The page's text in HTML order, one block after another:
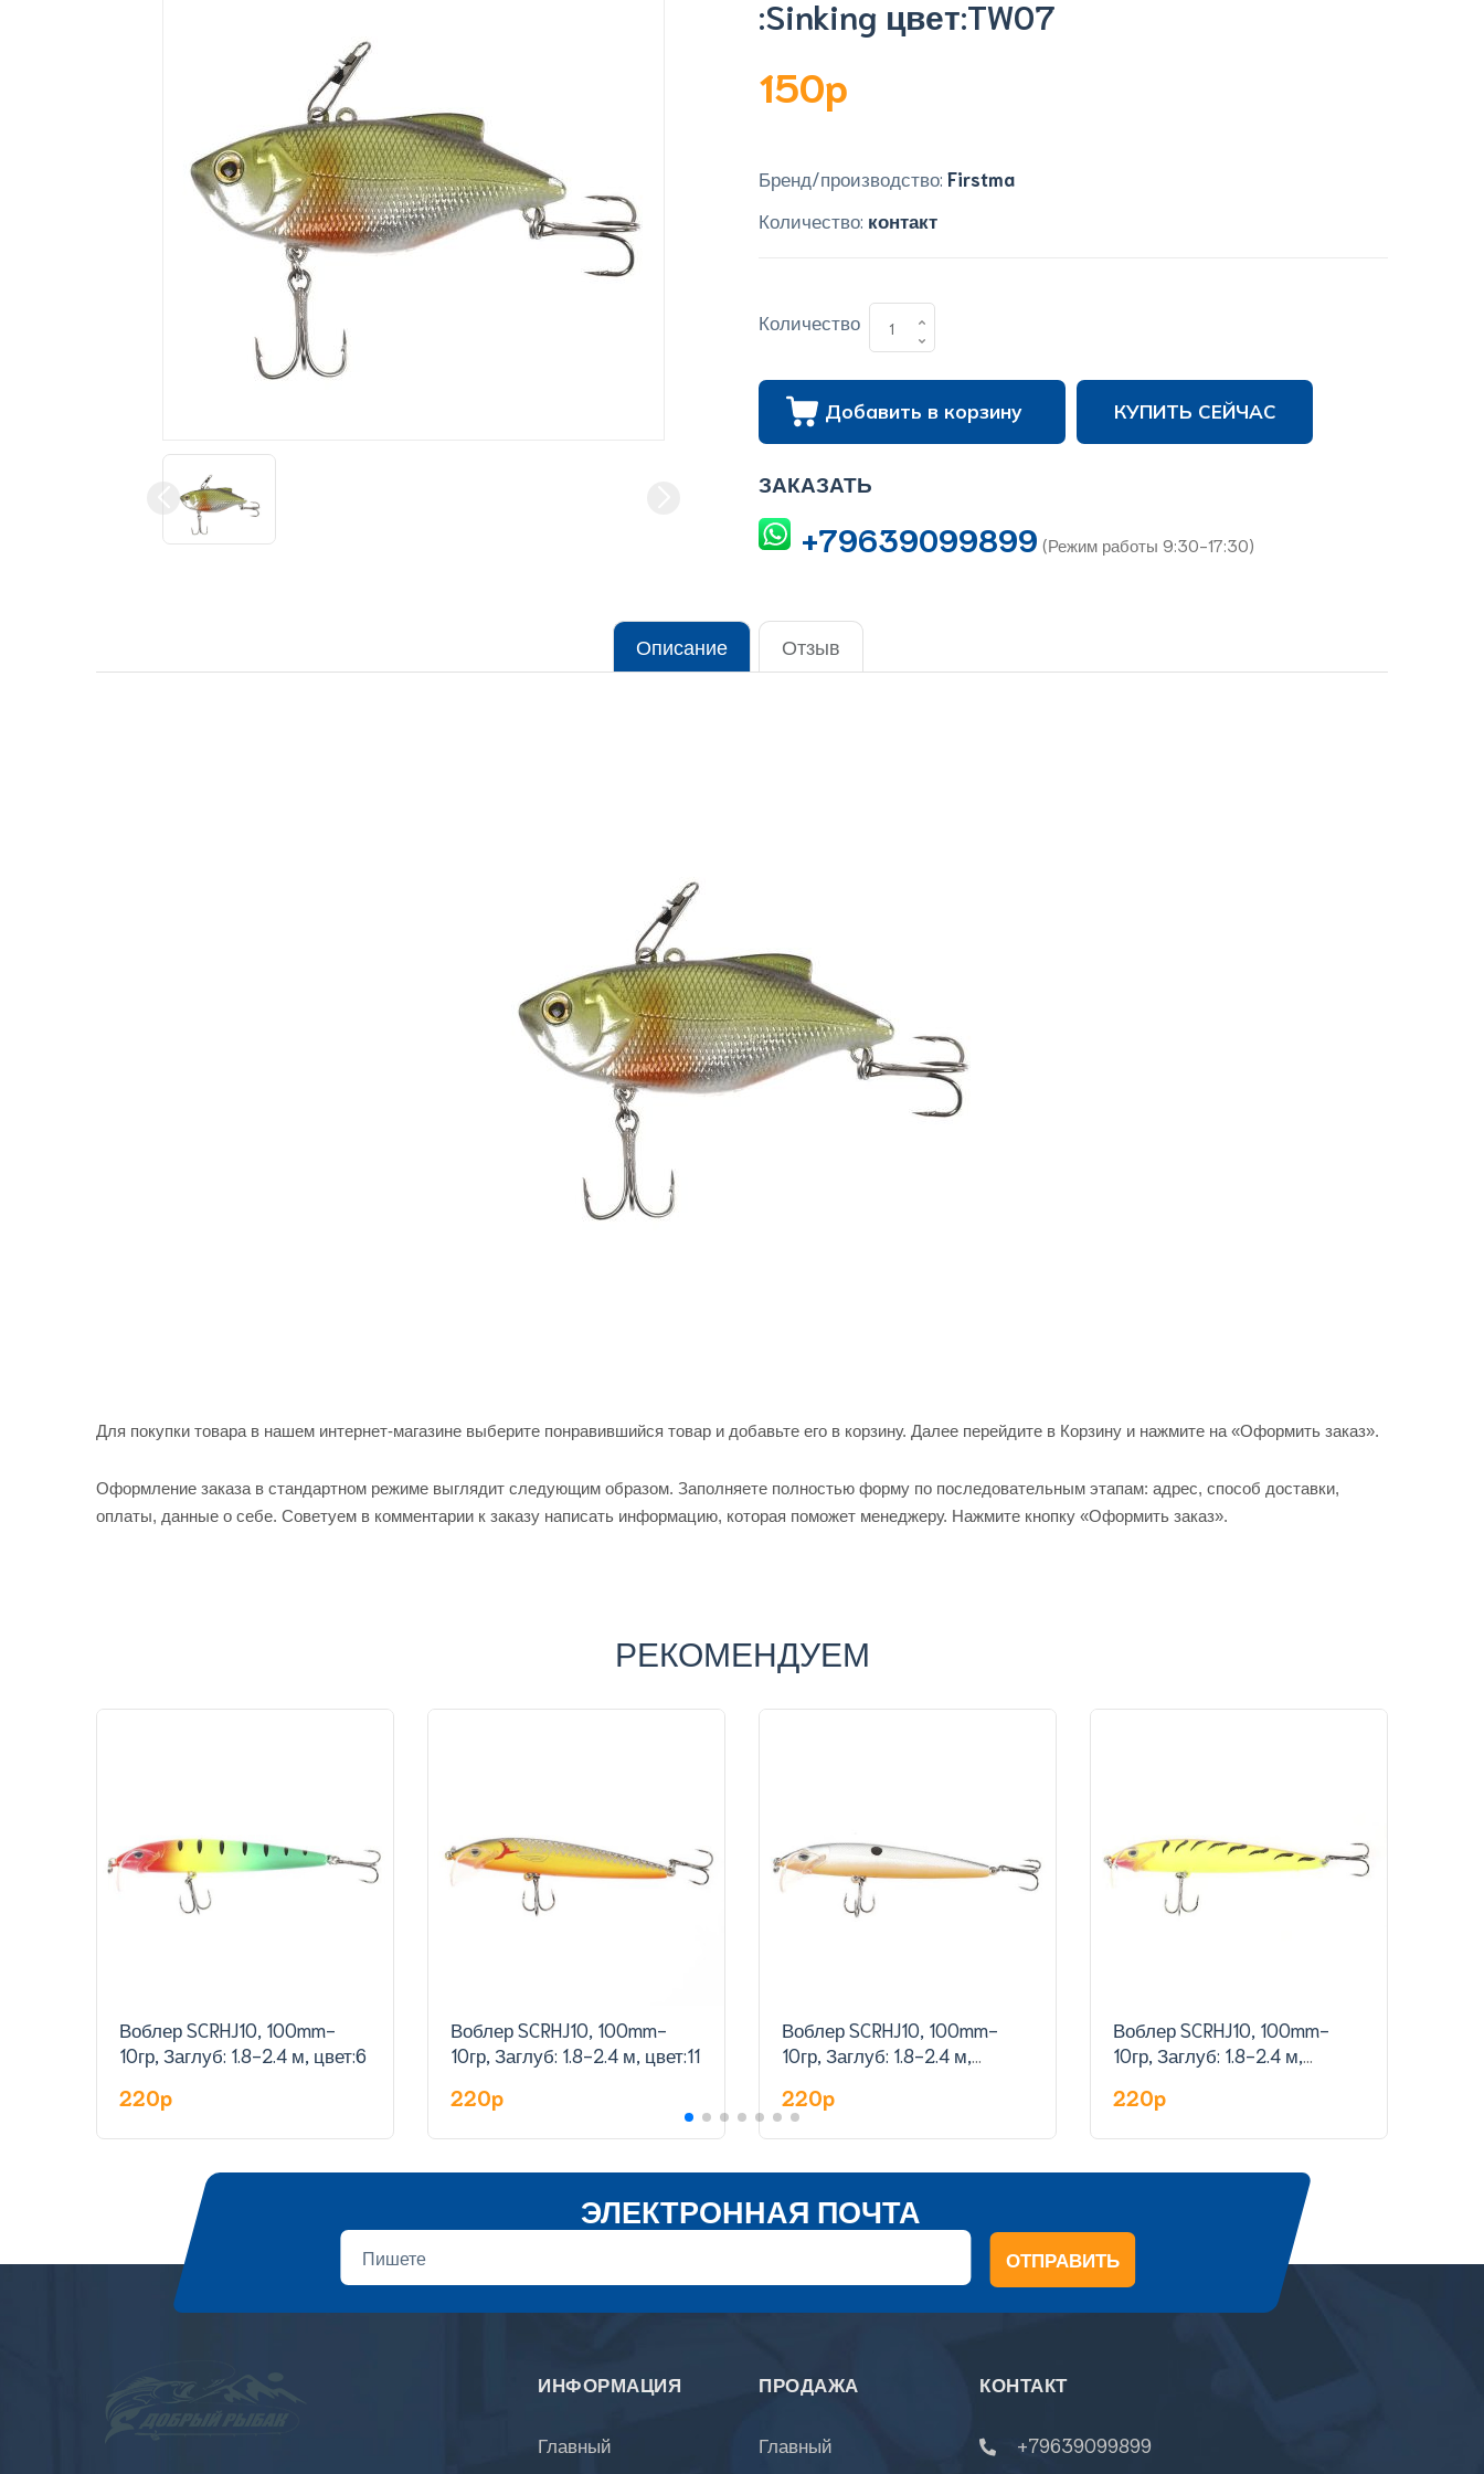
:Sinking цвет:TW07
150p
Бренд/производство: Firstma
Количество: контакт
Количество
Добавить в корзину КУПИТЬ СЕЙЧАС
ЗАКАЗАТЬ
+79639099899 (Режим работы 9:30-17:30)
Описание Отзыв
Для покупки товара в нашем интернет-магазине выберите понравившийся товар и добавьте его в корзину. Далее перейдите в Корзину и нажмите на «Оформить заказ».
Оформление заказа в стандартном режиме выглядит следующим образом. Заполняете полностью форму по последовательным этапам: адрес, способ доставки,
оплаты, данные о себе. Советуем в комментарии к заказу написать информацию, которая поможет менеджеру. Нажмите кнопку «Оформить заказ».
РЕКОМЕНДУЕМ
Воблер SCRHJ10, 100mm-
10гр, Заглуб: 1.8-2.4 м, цвет:6
220p
Воблер SCRHJ10, 100mm-
10гр, Заглуб: 1.8-2.4 м, цвет:11
220p
Воблер SCRHJ10, 100mm-
10гр, Заглуб: 1.8-2.4 м,
220p
Воблер SCRHJ10, 100mm-
10гр, Заглуб: 1.8-2.4 м,
220p
ЭЛЕКТРОННАЯ ПОЧТА
ОТПРАВИТЬ
ИНФОРМАЦИЯ
Главный
ПРОДАЖА
Главный
КОНТАКТ
+79639099899